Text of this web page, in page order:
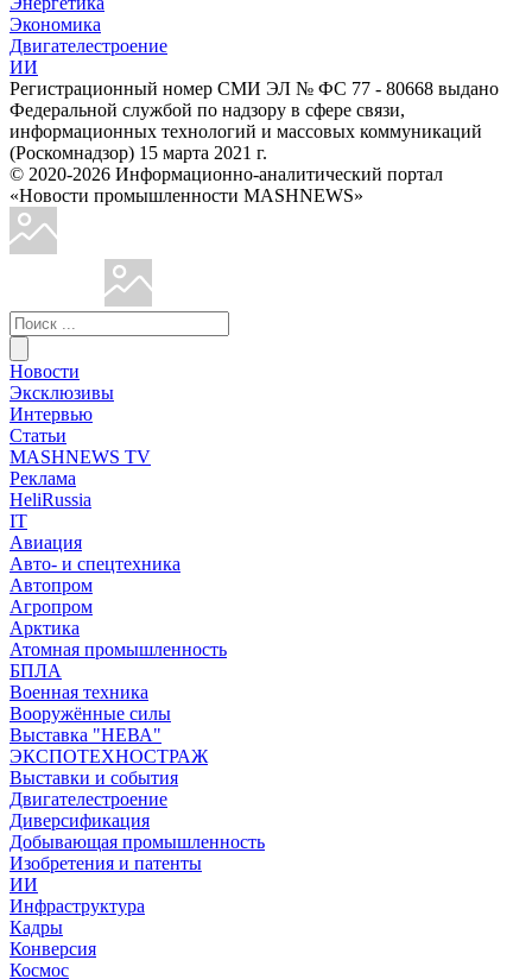
Экономика
Двигателестроение
ИИ
Регистрационный номер СМИ ЭЛ № ФС 77 - 80668 выдано
Федеральной службой по надзору в сфере связи,
информационных технологий и массовых коммуникаций
(Роскомнадзор) 15 марта 2021 г.
© 2020-2026 Информационно-аналитический портал
«Новости промышленности MASHNEWS»
Новости
Эксклюзивы
Интервью
Статьи
MASHNEWS TV
Реклама
HeliRussia
IT
Авиация
Авто- и спецтехника
Автопром
Агропром
Арктика
Атомная промышленность
БПЛА
Военная техника
Вооружённые силы
Выставка "НЕВА"
ЭКСПОТЕХНОСТРАЖ
Выставки и события
Двигателестроение
Диверсификация
Добывающая промышленность
Изобретения и патенты
ИИ
Инфраструктура
Кадры
Конверсия
Космос